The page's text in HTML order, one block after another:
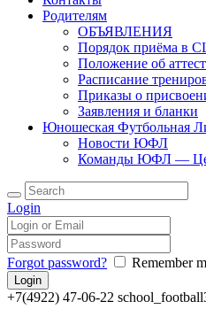
Родителям
ОБЪЯВЛЕНИЯ
Порядок приёма в
Положение об
Расписание
Приказы о
Заявления и бланки
Юношеская Футбольная
Новости ЮФЛ
Команды ЮФЛ —
Login
Forgot password? Remember
+7(4922) 47-06-22